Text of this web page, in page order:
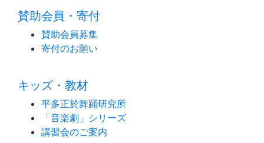
賛助会員・寄付
賛助会員募集
寄付のお願い
キッズ・教材
平多正於舞踊研究所
「音楽劇」シリーズ
講習会のご案内